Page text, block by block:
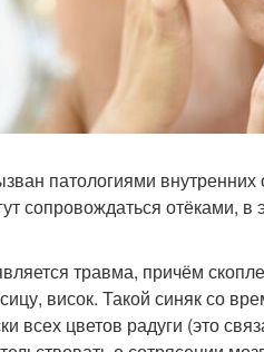
патологиями внутренних
сопровождаться отёками, в
травма, причём
висок. Такой синяк со
всех цветов радуги (это